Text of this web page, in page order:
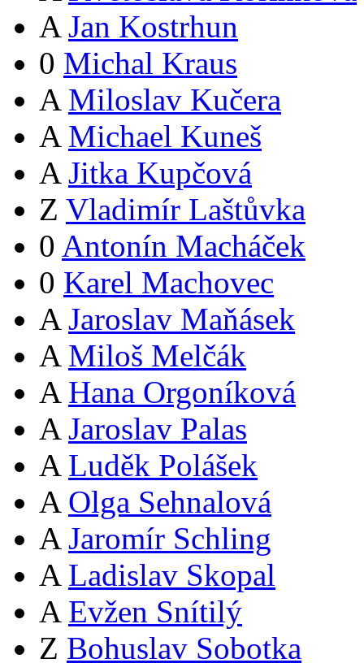
A Jan Kostrhun
0 Michal Kraus
A Miloslav Kučera
A Michael Kuneš
A Jitka Kupčová
Z Vladimír Laštůvka
0 Antonín Macháček
0 Karel Machovec
A Jaroslav Maňásek
A Miloš Melčák
A Hana Orgoníková
A Jaroslav Palas
A Luděk Polášek
A Olga Sehnalová
A Jaromír Schling
A Ladislav Skopal
A Evžen Snítilý
Z Bohuslav Sobotka